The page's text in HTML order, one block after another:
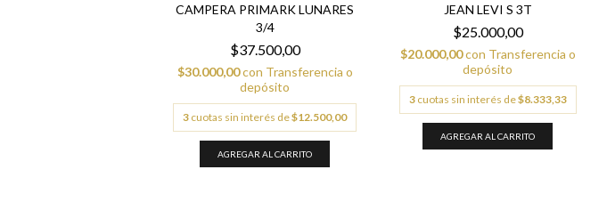
CAMPERA PRIMARK LUNARES
3/4
$37.500,00
$30.000,00con Transferencia o
depósito
3 cuotas sin interés de$12.500,00
JEAN LEVI S 3T
$25.000,00
$20.000,00con Transferencia o
depósito
3 cuotas sin interés de$8.333,33